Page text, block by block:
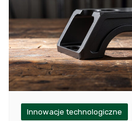
Innowacje technologiczne